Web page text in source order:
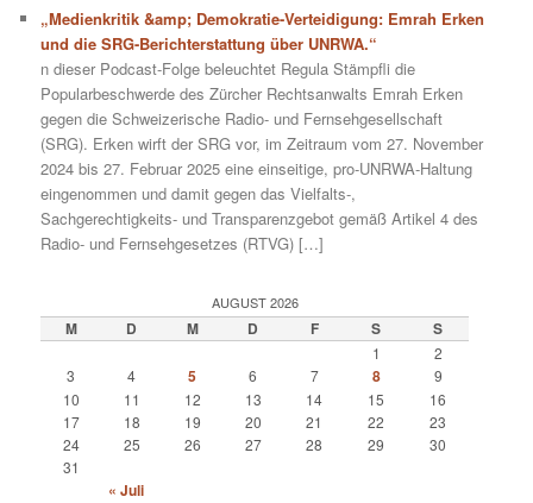
„Medienkritik &amp; Demokratie-Verteidigung: Emrah Erken
und die SRG-Berichterstattung über UNRWA.“
n dieser Podcast-Folge beleuchtet Regula Stämpfli die
Popularbeschwerde des Zürcher Rechtsanwalts Emrah Erken
gegen die Schweizerische Radio- und Fernsehgesellschaft
(SRG). Erken wirft der SRG vor, im Zeitraum vom 27. November
2024 bis 27. Februar 2025 eine einseitige, pro-UNRWA-Haltung
eingenommen und damit gegen das Vielfalts-,
Sachgerechtigkeits- und Transparenzgebot gemäß Artikel 4 des
Radio- und Fernsehgesetzes (RTVG) […]
AUGUST 2026
M D M D F S S
1
2
3
4 5 6 7 8
9
10
11 12 13 14 15
16
17
18 19 20 21 22
23
24
25 26 27 28 29
30
31
« Juli